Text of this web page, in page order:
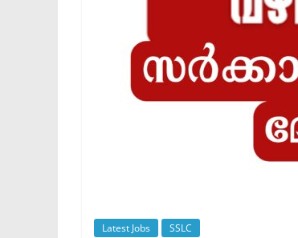
Latest Jobs SSLC